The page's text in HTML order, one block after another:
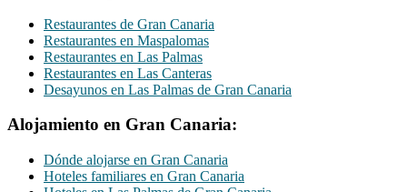
Restaurantes de Gran Canaria
Restaurantes en Maspalomas
Restaurantes en Las Palmas
Restaurantes en Las Canteras
Desayunos en Las Palmas de Gran Canaria
Alojamiento en Gran Canaria:
Dónde alojarse en Gran Canaria
Hoteles familiares en Gran Canaria